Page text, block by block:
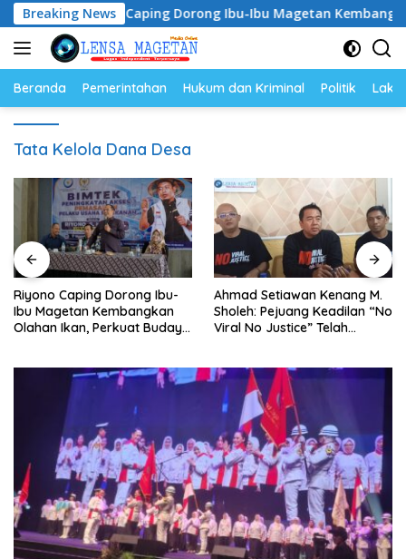
Langsung
ke
konten
Breaking News
Riyono Caping Dorong Ibu-Ibu Magetan Kembangkan
Beranda Pemerintahan Hukum dan Kriminal Politik
Tata Kelola Dana Desa
Ahmad Setiawan Kenang M.
Sholeh: Pejuang Keadilan “No
Viral No Justice” Telah
Lewat Program Desa
BRILiaN, BRI Magetan Dorong
Desa Wates Berprestasi